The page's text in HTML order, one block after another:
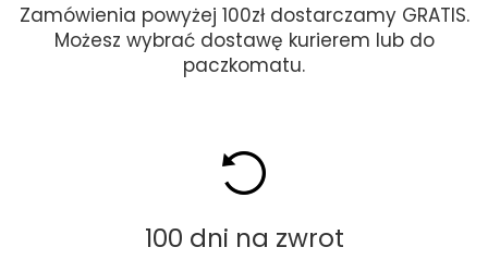
Zamówienia powyżej 100zł dostarczamy GRATIS.
Możesz wybrać dostawę kurierem lub do
paczkomatu.
100 dni na zwrot